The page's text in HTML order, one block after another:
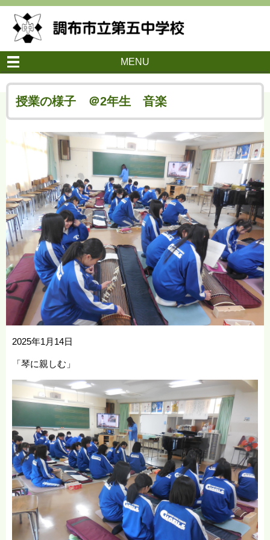
MENU
授業の様子 ＠2年生 音楽
2025年1月14日
「琴に親しむ」